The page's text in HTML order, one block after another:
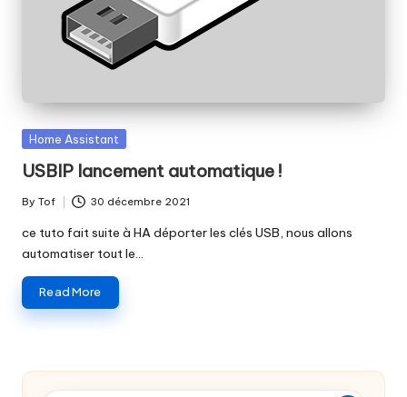
Posted
Home Assistant
USBIP lancement automatique !
Posted
by
By Tof 30 décembre 2021
ce tuto fait suite à HA déporter les clés USB, nous allons
automatiser tout le…
Read More